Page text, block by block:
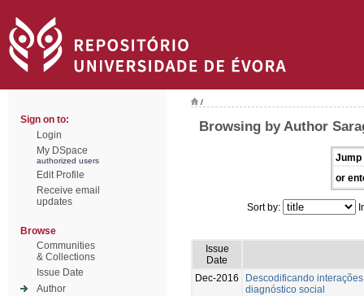
Sign on to:
Login
My DSpace
authorized users
Edit Profile
Receive email
updates
Browse
Communities
& Collections
Issue Date
Author
/
Browsing by Author
Jump
or
Sort by:
Issue
Date
Dec-2016
Descodificando
diagnóstico social